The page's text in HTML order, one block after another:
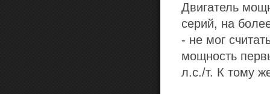
Двигатель
серий, на
- не мог
мощность
л.с./т. К тому